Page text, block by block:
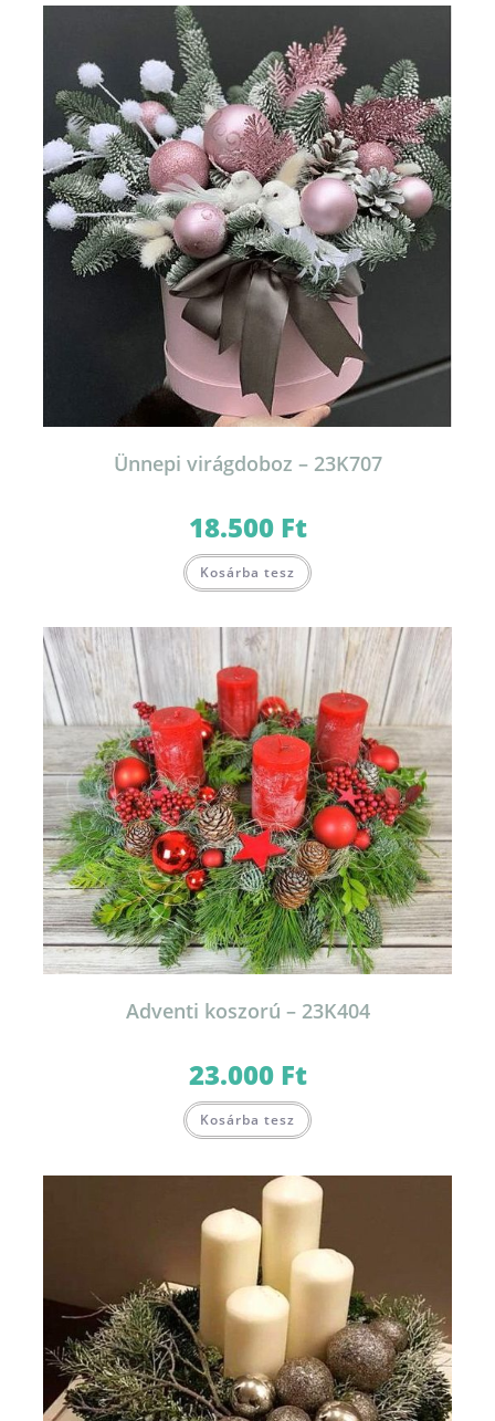
Ünnepi virágdoboz – 23K707
18.500 Ft
Kosárba tesz
Adventi koszorú – 23K404
23.000 Ft
Kosárba tesz